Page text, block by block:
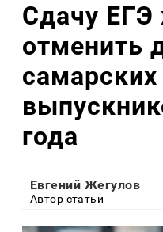
Сдачу ЕГЭ
отменить
самарских
года
Евгений Жегулов
Автор статьи